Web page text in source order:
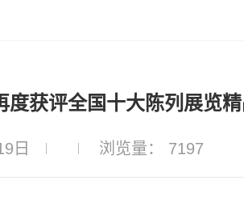
度获评全国十大陈列展览
日 浏览量： 7197